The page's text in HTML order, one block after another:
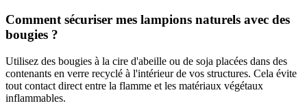
Comment sécuriser mes lampions naturels avec des
bougies ?
Utilisez des bougies à la cire d'abeille ou de soja placées dans des
contenants en verre recyclé à l'intérieur de vos structures. Cela évite
tout contact direct entre la flamme et les matériaux végétaux
inflammables.